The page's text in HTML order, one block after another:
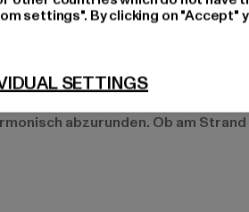
bis hin zu floralen Designs –
abzurunden. Ob am
settings". By clicking on "Accept"
SETTINGS